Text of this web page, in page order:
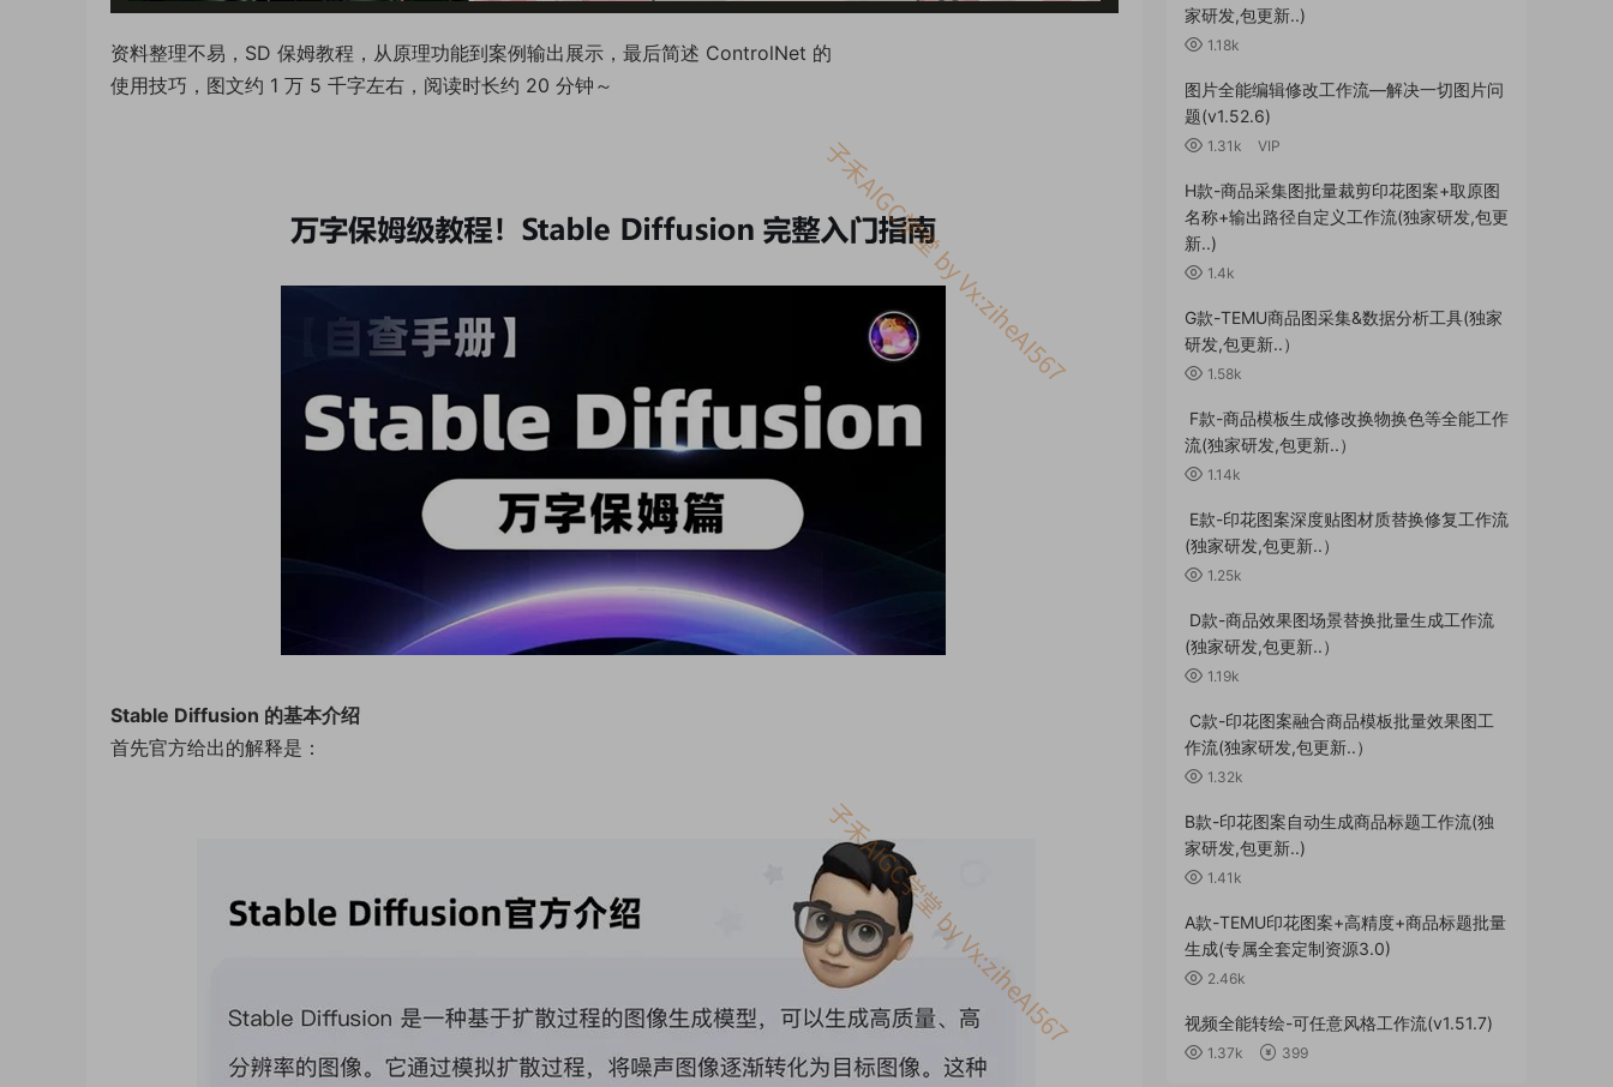
资料整理不易，SD 保姆教程，从原理功能到案例输出展示，最后简述 ControlNet 的
使用技巧，图文约 1 万 5 千字左右，阅读时长约 20 分钟～
Stable Diffusion 的基本介绍
首先官方给出的解释是：
家研发,包更新..)
1.18k
图片全能编辑修改工作流—解决一切图片问
题(v1.52.6)
1.31k VIP
H款-商品采集图批量裁剪印花图案+取原图
名称+输出路径自定义工作流(独家研发,包更
新..)
1.4k
G款-TEMU商品图采集&数据分析工具(独家
研发,包更新..）
1.58k
F款-商品模板生成修改换物换色等全能工作
流(独家研发,包更新..）
1.14k
E款-印花图案深度贴图材质替换修复工作流
(独家研发,包更新..）
1.25k
D款-商品效果图场景替换批量生成工作流
(独家研发,包更新..）
1.19k
C款-印花图案融合商品模板批量效果图工
作流(独家研发,包更新..）
1.32k
B款-印花图案自动生成商品标题工作流(独
家研发,包更新..)
1.41k
A款-TEMU印花图案+高精度+商品标题批量
生成(专属全套定制资源3.0)
2.46k
视频全能转绘-可任意风格工作流(v1.51.7)
1.37k 399